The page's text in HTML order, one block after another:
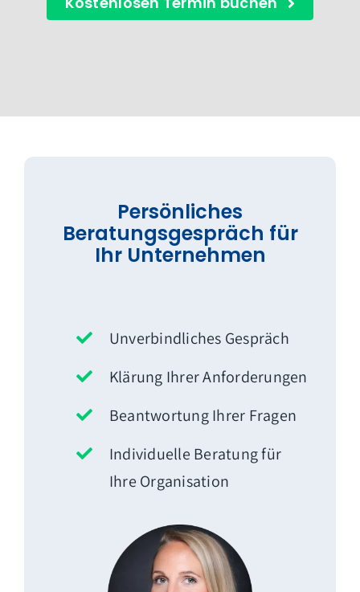
Persönliches
Beratungsgespräch für
Ihr Unternehmen
Unverbindliches Gespräch
Klärung Ihrer Anforderungen
Beantwortung Ihrer Fragen
Individuelle Beratung für
Ihre Organisation